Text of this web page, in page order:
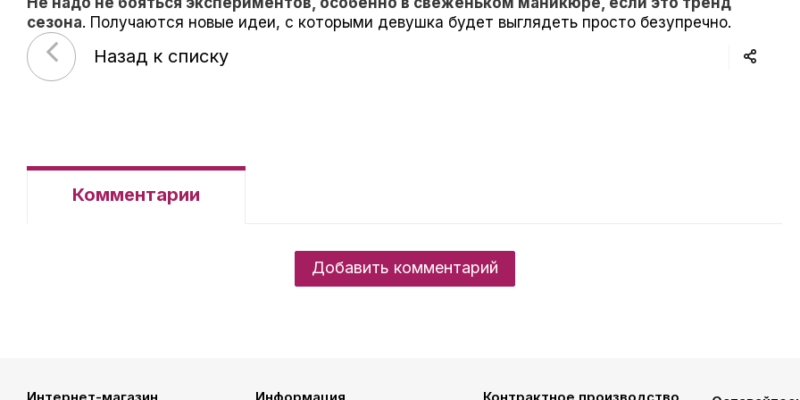
сезона. Получаются новые идеи, с которыми девушка будет выглядеть просто безупречно.
Назад к списку
Комментарии
Добавить комментарий